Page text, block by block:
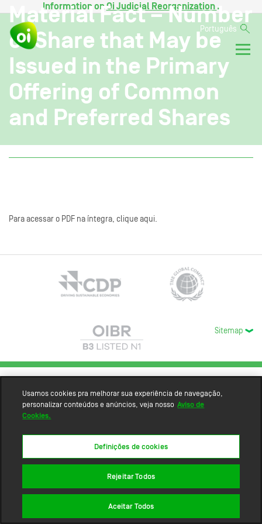
Information onOi Judicial Reorganization .
Português
Material Fact – Number
of Share that May be
Issued in the Primary
Offering of Common
and Preferred Shares
Para acessar o PDF na íntegra, clique aqui.
Sitemap
Usamos cookies pra melhorar sua experiência de navegação,
personalizar conteúdos e anúncios, veja nosso Aviso de
Cookies.
Definições de cookies
Rejeitar Todos
Aceitar Todos